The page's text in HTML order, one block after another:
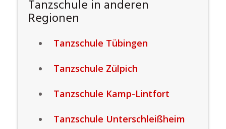
Tanzschule in anderen
Regionen
Tanzschule Tübingen
Tanzschule Zülpich
Tanzschule Kamp-Lintfort
Tanzschule Unterschleißheim